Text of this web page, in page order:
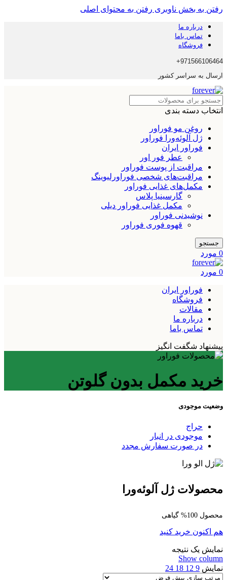
رفتن به بخش ناوبری رفتن به محتوای اصلی
درباره ما
تماس باما
فروشگاه
971566106464+
ارسال به سراسر کشور
انتخاب دسته بندی
روغن مو فوراور
ژل آلوئه‌ورا فوراور
فوراور ایران
عطر فور اور
مراقبت از پوست فوراور
مراقبت‌های شخصی فوراورلیوینگ
مکمل‌های غذایی فوراور
گارسینیا پلاس
مکمل غذایی فوراور دیلی
نوشیدنی فوراور
قهوه فوری فوراور
جستجو
0 مورد
0 مورد
فوراور ایران
فروشگاه
مقالات
درباره ما
تماس باما
پیشنهاد شگفت انگیز
خرید مکمل بدون گلوتن
وضعیت موجودی
حراج
موجودی در انبار
در صورت سفارش مجدد
محصولات ژل آلوئه‌ورا
محصول 100% گیاهی
هم اکنون خرید کنید
نمایش یک نتیجه
Show column
نمایش 9
12
18
24